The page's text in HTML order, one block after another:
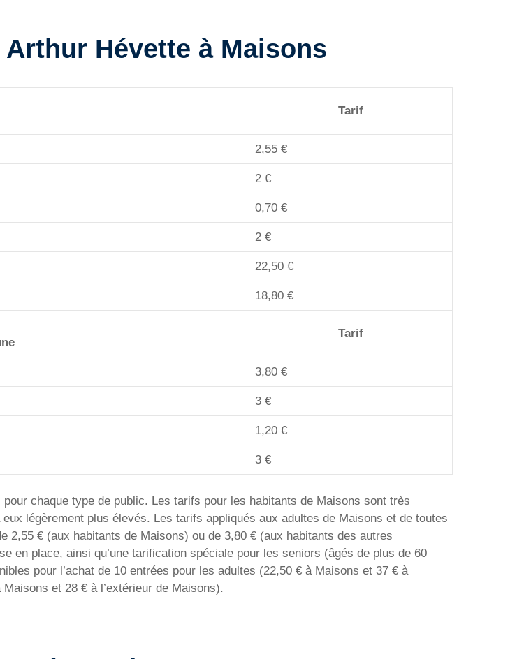
Hévette à Maisons
Tarif
2,55 €
2 €
0,70 €
2 €
22,50 €
18,80 €
Tarif
3,80 €
3 €
1,20 €
3 €
chaque type de public. Les tarifs pour les habitants de Maisons sont très
légèrement plus élevés. Les tarifs appliqués aux adultes de Maisons et de toutes
€ (aux habitants de Maisons) ou de 3,80 € (aux habitants des autres
en place, ainsi qu’une tarification spéciale pour les seniors (âgés de plus de 60
pour l’achat de 10 entrées pour les adultes (22,50 € à Maisons et 37 € à
et 28 € à l’extérieur de Maisons).